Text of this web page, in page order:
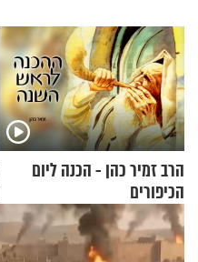
הרב זמיר כהן - הכנה ליום
הכיפורים